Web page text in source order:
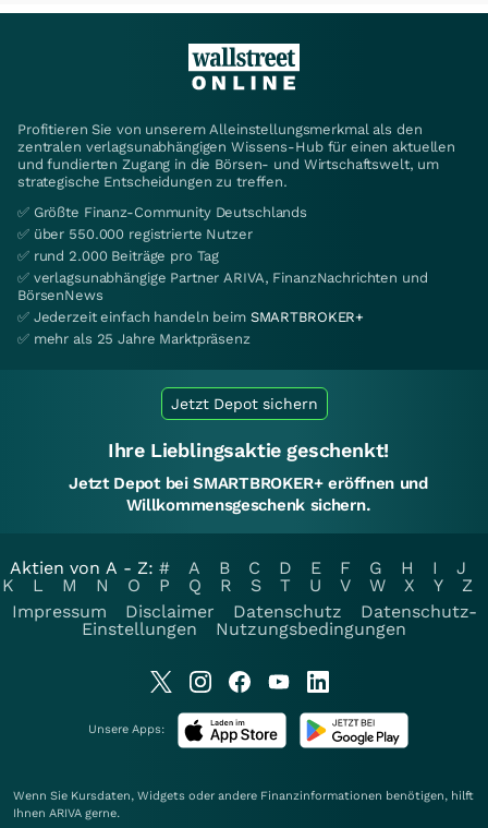
Profitieren Sie von unserem Alleinstellungsmerkmal als den
zentralen verlagsunabhängigen Wissens-Hub für einen aktuellen
und fundierten Zugang in die Börsen- und Wirtschaftswelt, um
strategische Entscheidungen zu treffen.
✅ Größte Finanz-Community Deutschlands
✅ über 550.000 registrierte Nutzer
✅ rund 2.000 Beiträge pro Tag
✅ verlagsunabhängige Partner ARIVA, FinanzNachrichten und
BörsenNews
✅ Jederzeit einfach handeln beim SMARTBROKER+
✅ mehr als 25 Jahre Marktpräsenz
Jetzt Depot sichern
Ihre Lieblingsaktie geschenkt!
Jetzt Depot bei SMARTBROKER+ eröffnen und
Willkommensgeschenk sichern.
Aktien von A - Z: # A B C D E F G H I
J
K
L M N O P Q R S T U V W X Y
Z
Impressum
Disclaimer Datenschutz
Datenschutz-
Einstellungen
Nutzungsbedingungen
Unsere Apps:
Wenn Sie Kursdaten, Widgets oder andere Finanzinformationen benötigen, hilft
Ihnen ARIVA gerne.